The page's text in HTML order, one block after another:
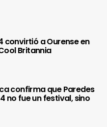
convirtió a Ourense en
Britannia
confirma que Paredes
no fue un festival, sino